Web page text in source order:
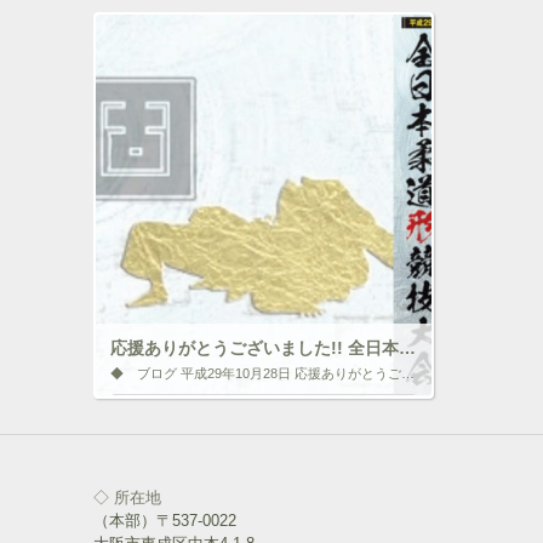
応援ありがとうございました!! 全日本柔道形競技大会のご報告
◆ ブログ 平成29年10月28日 応援ありがとうございました!! 全日本柔道形競技大会のご報告 2017年10月22日（日）東京の講道館大道場にて開催された“固の形”の部に、近畿代表としてご出場されました入江浩正先生（ […]
う！ アイコンをクリック!!
ク
リ
ッ
a
c
◇ 所在地
（本部）〒537-0022